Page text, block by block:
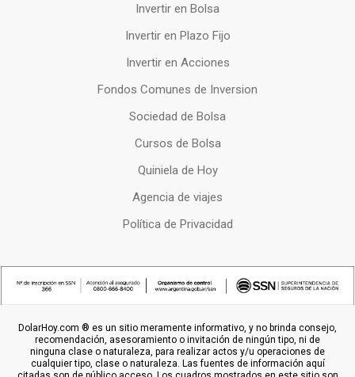
Invertir en Bolsa
Invertir en Plazo Fijo
Invertir en Acciones
Fondos Comunes de Inversion
Sociedad de Bolsa
Cursos de Bolsa
Quiniela de Hoy
Agencia de viajes
Política de Privacidad
DolarHoy.com ® es un sitio meramente informativo, y no brinda consejo,
recomendación, asesoramiento o invitación de ningún tipo, ni de
ninguna clase o naturaleza, para realizar actos y/u operaciones de
cualquier tipo, clase o naturaleza. Las fuentes de información aquí